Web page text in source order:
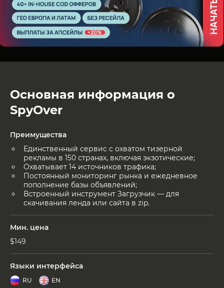
Основная информация о
SpyOver
Преимущества
Единственный сервис с охватом тизерной
рекламы в 150 странах, включая экзотические;
Охватывает 14 источников трафика;
Постоянный мониторинг рынка и ежедневное
пополнение базы объявлений;
Встроенный инструмент Загрузчик — для
скачивания ленда или сайта в zip.
Мин. цена
$149
Языки интерфейса
RU EN